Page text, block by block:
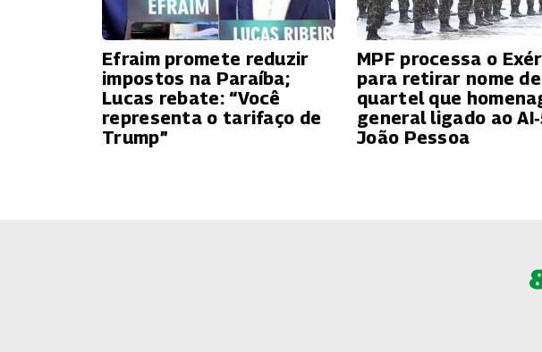
Efraim promete reduzir
impostos na Paraíba;
Lucas rebate: “Você
representa o tarifaço de
Trump”
MPF processa o
para retirar nome de
quartel que
general ligado ao
João Pessoa